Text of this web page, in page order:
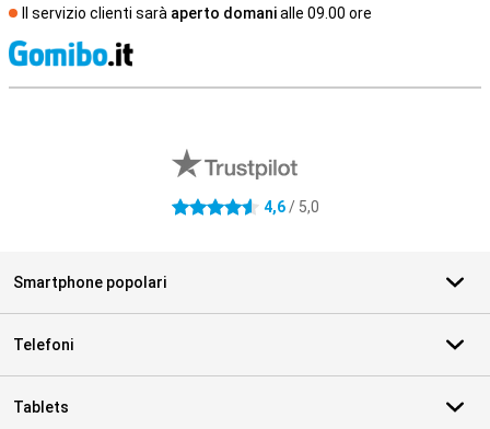
Il servizio clienti sarà aperto domanialle 09.00 ore
4.6 stelle 4,6/ 5,0
Smartphone popolari
Telefoni
Tablets